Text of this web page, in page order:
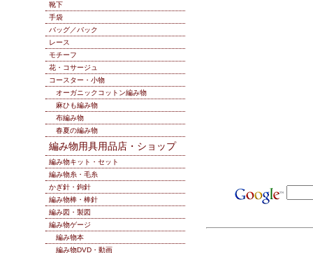
靴下
手袋
バッグ／バック
レース
モチーフ
花・コサージュ
コースター・小物
オーガニックコットン編み物
麻ひも編み物
布編み物
春夏の編み物
編み物用具用品店・ショップ
編み物キット・セット
編み物糸・毛糸
かぎ針・鉤針
編み物棒・棒針
編み図・製図
編み物ゲージ
編み物本
編み物DVD・動画